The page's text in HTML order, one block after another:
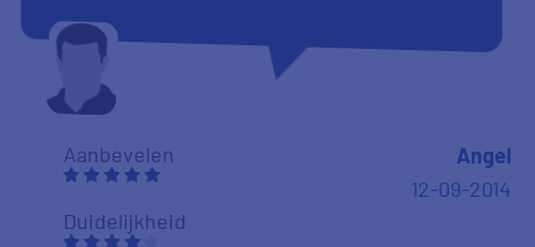
Aanbevelen
Duidelijkheid
Angel
12-09-2014